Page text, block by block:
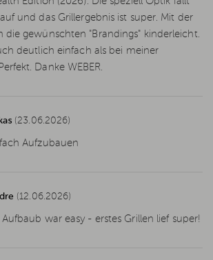
und das Grillergebnis ist super. Mit der
die gewünschten "Brandings" kinderleicht.
deutlich einfach als bei meiner
Danke WEBER.
(23.06.2026)
Aufzubauen
(12.06.2026)
war easy - erstes Grillen lief super!